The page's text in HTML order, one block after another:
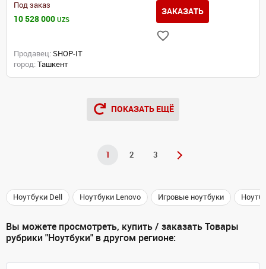
Под заказ
10 528 000 UZS
ЗАКАЗАТЬ
Продавец: SHOP-IT
город: Ташкент
ПОКАЗАТЬ ЕЩЁ
1 2 3
Ноутбуки Dell Ноутбуки Lenovo Игровые ноутбуки
Вы можете просмотреть, купить / заказать Товары
рубрики "Ноутбуки" в другом регионе: